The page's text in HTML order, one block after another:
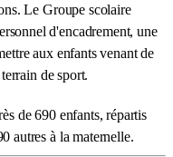
Le Groupe scolaire
d'encadrement, une
aux enfants venant de
de sport.
de 690 enfants, répartis
autres à la maternelle.